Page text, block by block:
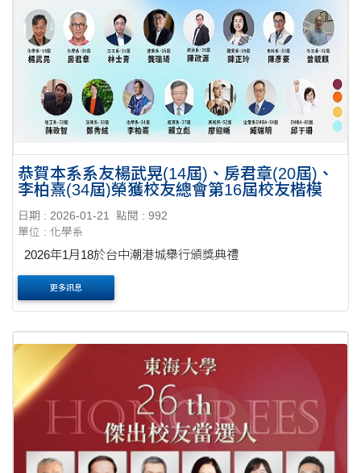
恭賀本系系友楊武晃(14屆)、房君章(20屆)、
李柏熹(34屆)榮獲校友總會第16屆校友楷模
日期 : 2026-01-21
點閱 : 992
單位 : 化學系
2026年1月18於台中潮港城舉行頒獎典禮
更多訊息